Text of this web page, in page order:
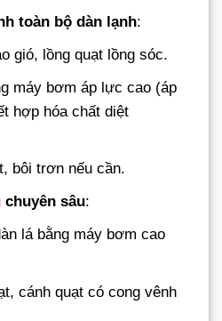
toàn bộ dàn lạnh:
gió, lồng quạt lồng sóc.
máy bơm áp lực cao (áp
hợp hóa chất diệt
bôi trơn nếu cần.
chuyên sâu:
lá bằng máy bơm cao
cánh quạt có cong vênh